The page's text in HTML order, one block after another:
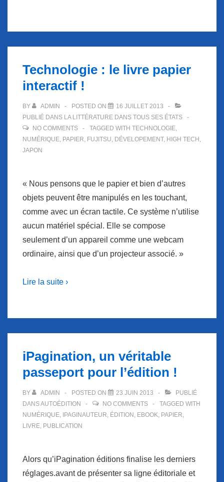
Technologie : le livre papier
interactif !
BY ADMIN POSTED ON
16 JUILLET 2013
PUBLIÉ DANS LA LITTÉRATURE DANS TOUS SES ÉTATS
NO COMMENTS
TAGGED WITH TECHNOLOGIE
NUMÉRIQUE PAPIER FUJITSU DÉVELOPEMENT, HIGH TECH
JAPON
« Nous pensons que le papier et bien d’autres
objets peuvent être manipulés en les touchant,
comme avec un écran tactile. Ce système n’utilise
aucun matériel spécial. Elle se compose
seulement d’un appareil comme une webcam
ordinaire, ainsi que d’un projecteur associé. »
Lire la suite ›
iPagination, un véritable
passeport pour l’édition !
BY ADMIN POSTED ON 23 JUIN 2013
PUBLIÉ
DANSAUTOÉDITION NO COMMENTS
TAGGED WITH
NUMÉRIQUE IPAGINAUTEUR ÉDITION EBOOK PAPIER
LIVRE PUBLICATION
Alors qu’iPagination éditions finalise les derniers
réglages.avant de présenter sa ligne éditoriale et